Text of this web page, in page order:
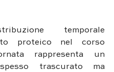
temporale
proteico nel corso
rappresenta un
trascurato ma